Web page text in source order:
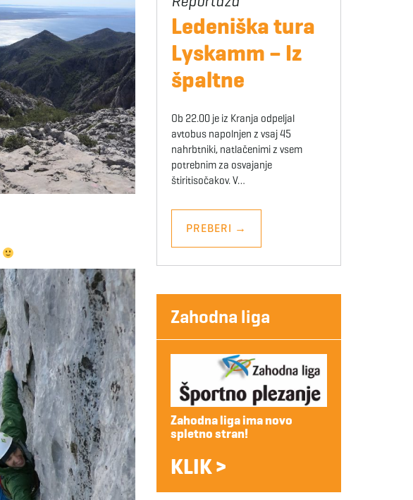
Ledeniška tura
Lyskamm – Iz
špaltne
Ob 22.00 je iz Kranja odpeljal
avtobus napolnjen z vsaj 45
nahrbtniki, natlačenimi z vsem
potrebnim za osvajanje
štiritisočakov. V…
PREBERI →
Zahodna liga
Zahodna liga ima novo
spletno stran!
KLIK >